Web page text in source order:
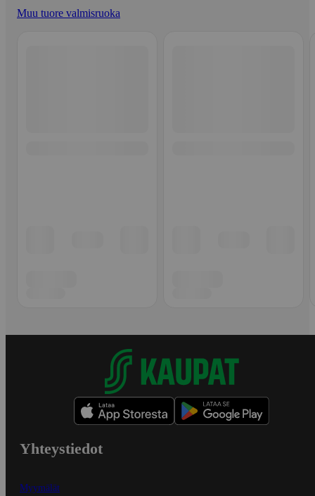
Muu tuore valmisruoka
Yhteystiedot
Myymälät